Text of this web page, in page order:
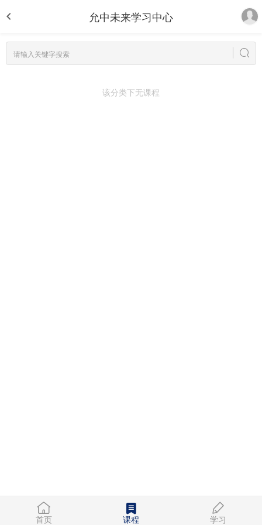
允中未来学习中心
该分类下无课程
首页 课程 学习